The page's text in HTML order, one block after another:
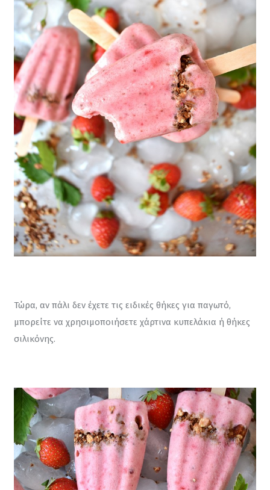
Τώρα, αν πάλι δεν έχετε τις ειδικές θήκες για παγωτό,
μπορείτε να χρησιμοποιήσετε χάρτινα κυπελάκια ή θήκες
σιλικόνης.